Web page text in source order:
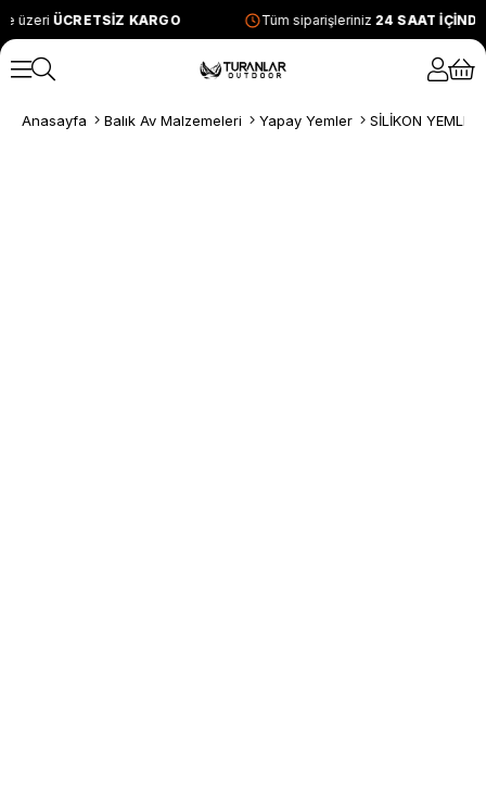
üzeri ÜCRETSİZ KARGO Tüm siparişleriniz 24 SAAT
Anasayfa Balık Av Malzemeleri Yapay Yemler SİLİKON YEMLER